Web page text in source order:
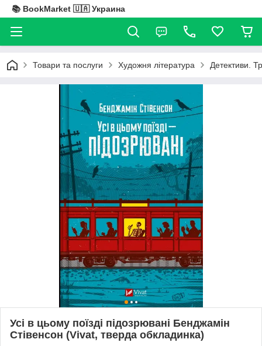
📚 BookMarket 🇺🇦 Украина
Товари та послуги Художня література Детективи.
Усі в цьому поїзді підозрювані Бенджамін
Стівенсон (Vivat, тверда обкладинка)